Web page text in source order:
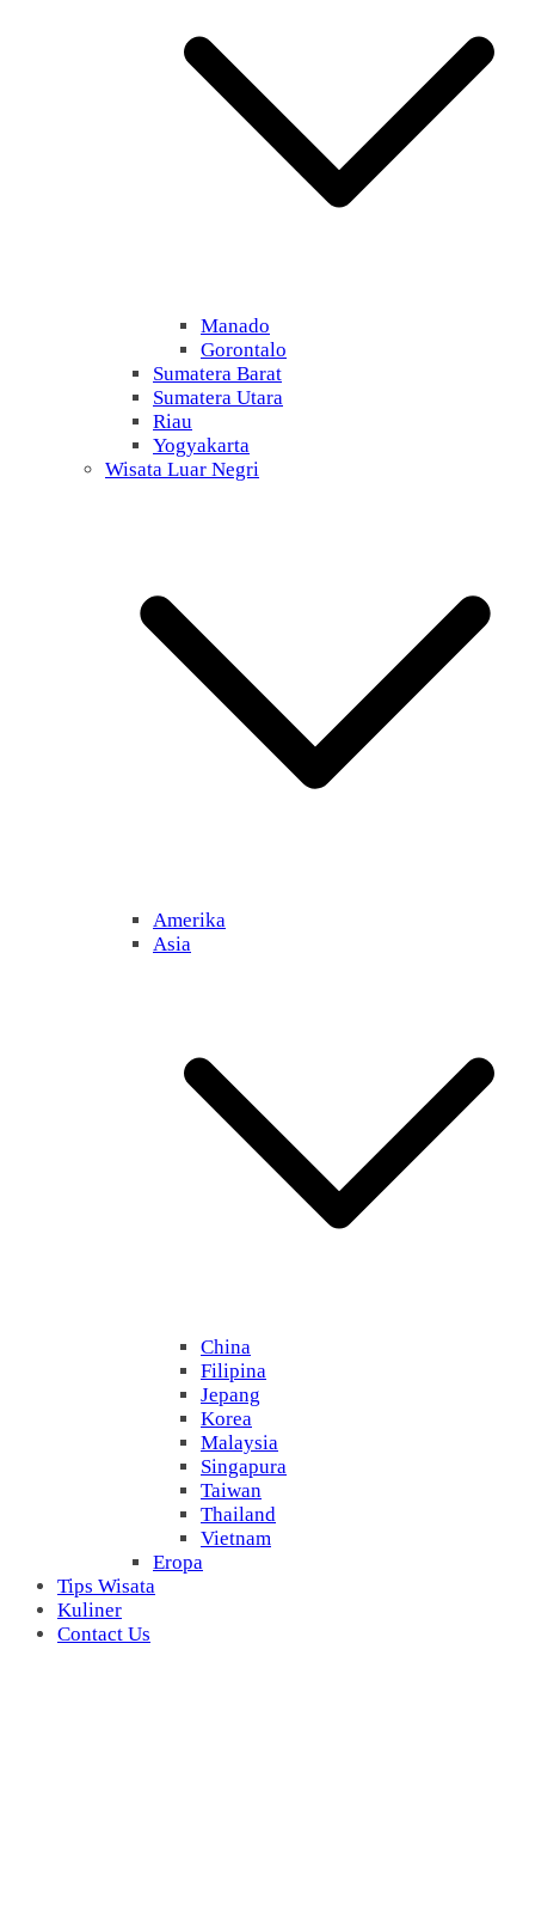
Manado
Gorontalo
Sumatera Barat
Sumatera Utara
Riau
Yogyakarta
Wisata Luar Negri
Amerika
Asia
China
Filipina
Jepang
Korea
Malaysia
Singapura
Taiwan
Thailand
Vietnam
Eropa
Tips Wisata
Kuliner
Contact Us